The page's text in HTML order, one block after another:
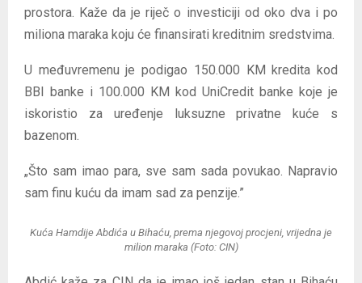
prostora. Kaže da je riječ o investiciji od oko dva i po
miliona maraka koju će finansirati kreditnim sredstvima.
U međuvremenu je podigao 150.000 KM kredita kod
BBI banke i 100.000 KM kod UniCredit banke koje je
iskoristio za uređenje luksuzne privatne kuće s
bazenom.
„Što sam imao para, sve sam sada povukao. Napravio
sam finu kuću da imam sad za penzije.”
Kuća Hamdije Abdića u Bihaću, prema njegovoj procjeni, vrijedna je
milion maraka (Foto: CIN)